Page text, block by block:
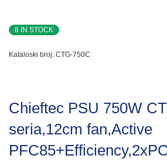
8 IN STOCK
Kataloski broj: CTG-750C
Chieftec PSU 750W
seria,12cm fan,Active